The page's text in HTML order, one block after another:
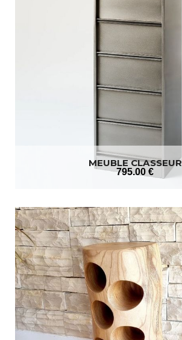
MEUBLE CLASSEUR
795.00 €